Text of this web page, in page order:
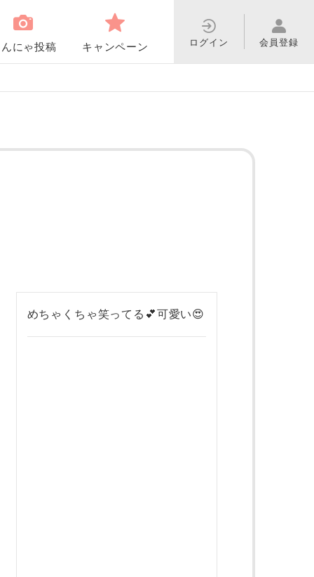
ログイン 会員登録
にゃ投稿 キャンペーン
めちゃくちゃ笑ってる💕可愛い😍